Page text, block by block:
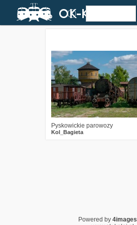
Pyskowickie parowozy
Kol_Bagieta
Powered by 4images